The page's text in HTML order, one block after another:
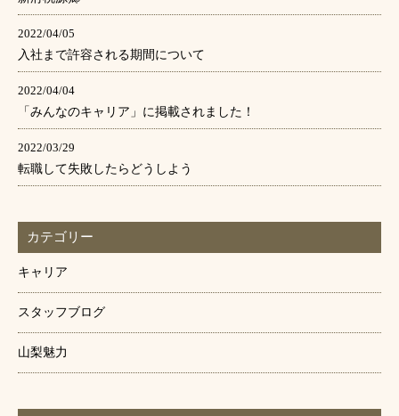
2022/04/05
入社まで許容される期間について
2022/04/04
「みんなのキャリア」に掲載されました！
2022/03/29
転職して失敗したらどうしよう
カテゴリー
キャリア
スタッフブログ
山梨魅力